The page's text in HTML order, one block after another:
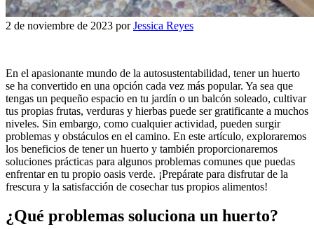
2 de noviembre de 2023 porJessica Reyes
En el apasionante mundo de la autosustentabilidad, tener un huerto
se ha convertido en una opción cada vez más popular. Ya sea que
tengas un pequeño espacio en tu jardín o un balcón soleado, cultivar
tus propias frutas, verduras y hierbas puede ser gratificante a muchos
niveles. Sin embargo, como cualquier actividad, pueden surgir
problemas y obstáculos en el camino. En este artículo, exploraremos
los beneficios de tener un huerto y también proporcionaremos
soluciones prácticas para algunos problemas comunes que puedas
enfrentar en tu propio oasis verde. ¡Prepárate para disfrutar de la
frescura y la satisfacción de cosechar tus propios alimentos!
¿Qué problemas soluciona un huerto?